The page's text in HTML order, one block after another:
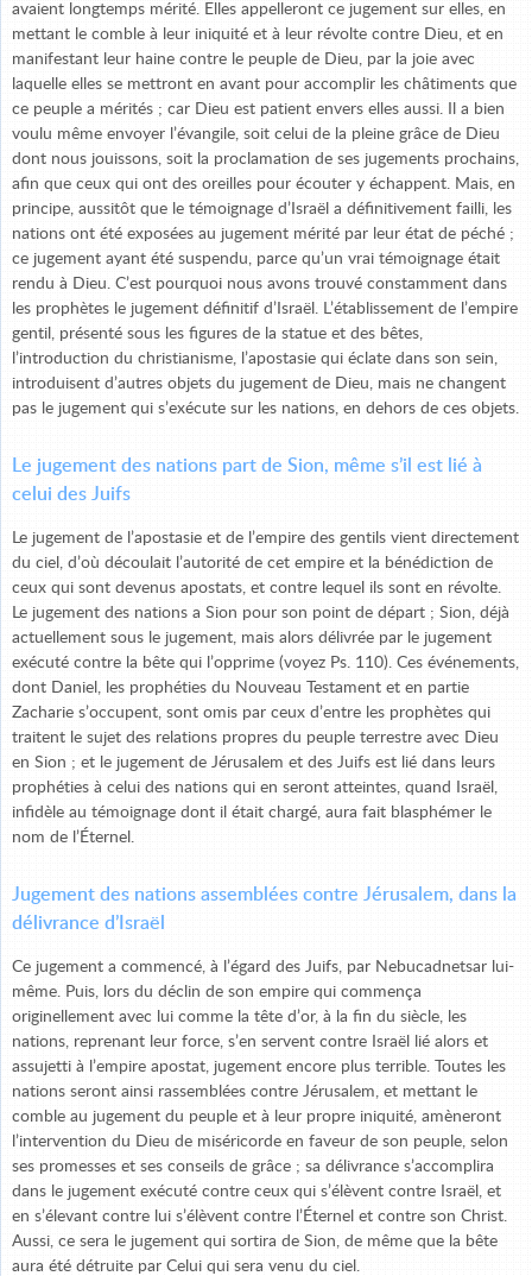
avaient longtemps mérité. Elles appelleront ce jugement sur elles, en
mettant le comble à leur iniquité et à leur révolte contre Dieu, et en
manifestant leur haine contre le peuple de Dieu, par la joie avec
laquelle elles se mettront en avant pour accomplir les châtiments que
ce peuple a mérités ; car Dieu est patient envers elles aussi. Il a bien
voulu même envoyer l’évangile, soit celui de la pleine grâce de Dieu
dont nous jouissons, soit la proclamation de ses jugements prochains,
afin que ceux qui ont des oreilles pour écouter y échappent. Mais, en
principe, aussitôt que le témoignage d’Israël a définitivement failli, les
nations ont été exposées au jugement mérité par leur état de péché ;
ce jugement ayant été suspendu, parce qu’un vrai témoignage était
rendu à Dieu. C’est pourquoi nous avons trouvé constamment dans
les prophètes le jugement définitif d’Israël. L’établissement de l’empire
gentil, présenté sous les figures de la statue et des bêtes,
l’introduction du christianisme, l’apostasie qui éclate dans son sein,
introduisent d’autres objets du jugement de Dieu, mais ne changent
pas le jugement qui s’exécute sur les nations, en dehors de ces objets.
Le jugement des nations part de Sion, même s’il est lié à
celui des Juifs
Le jugement de l’apostasie et de l’empire des gentils vient directement
du ciel, d’où découlait l’autorité de cet empire et la bénédiction de
ceux qui sont devenus apostats, et contre lequel ils sont en révolte.
Le jugement des nations a Sion pour son point de départ ; Sion, déjà
actuellement sous le jugement, mais alors délivrée par le jugement
exécuté contre la bête qui l’opprime (voyez Ps. 110). Ces événements,
dont Daniel, les prophéties du Nouveau Testament et en partie
Zacharie s’occupent, sont omis par ceux d’entre les prophètes qui
traitent le sujet des relations propres du peuple terrestre avec Dieu
en Sion ; et le jugement de Jérusalem et des Juifs est lié dans leurs
prophéties à celui des nations qui en seront atteintes, quand Israël,
infidèle au témoignage dont il était chargé, aura fait blasphémer le
nom de l’Éternel.
Jugement des nations assemblées contre Jérusalem, dans la
délivrance d’Israël
Ce jugement a commencé, à l’égard des Juifs, par Nebucadnetsar lui-
même. Puis, lors du déclin de son empire qui commença
originellement avec lui comme la tête d’or, à la fin du siècle, les
nations, reprenant leur force, s’en servent contre Israël lié alors et
assujetti à l’empire apostat, jugement encore plus terrible. Toutes les
nations seront ainsi rassemblées contre Jérusalem, et mettant le
comble au jugement du peuple et à leur propre iniquité, amèneront
l’intervention du Dieu de miséricorde en faveur de son peuple, selon
ses promesses et ses conseils de grâce ; sa délivrance s’accomplira
dans le jugement exécuté contre ceux qui s’élèvent contre Israël, et
en s’élevant contre lui s’élèvent contre l’Éternel et contre son Christ.
Aussi, ce sera le jugement qui sortira de Sion, de même que la bête
aura été détruite par Celui qui sera venu du ciel.